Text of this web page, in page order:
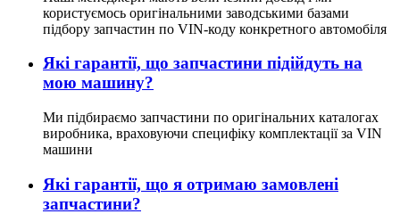
користуємось оригінальними заводськими базами
підбору запчастин по VIN-коду конкретного автомобіля
Які гарантії, що запчастини підійдуть на
мою машину?
Ми підбираємо запчастини по оригінальних каталогах
виробника, враховуючи специфіку комплектації за VIN
машини
Які гарантії, що я отримаю замовлені
запчастини?